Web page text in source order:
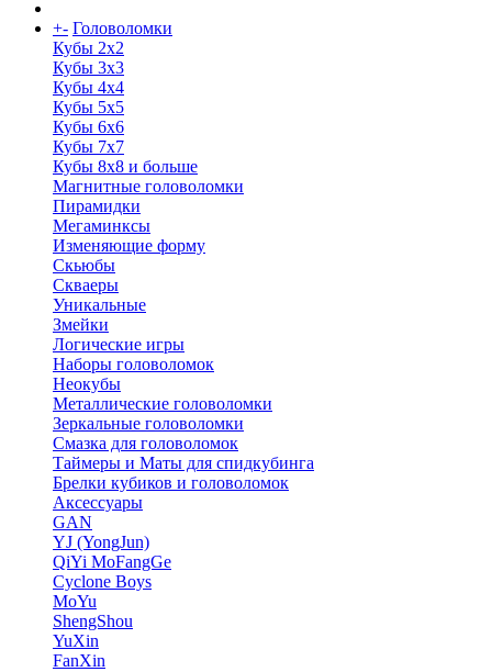
+- Головоломки
Кубы 2х2
Кубы 3х3
Кубы 4x4
Кубы 5х5
Кубы 6х6
Кубы 7х7
Кубы 8х8 и больше
Магнитные головоломки
Пирамидки
Мегаминксы
Изменяющие форму
Скьюбы
Скваеры
Уникальные
Змейки
Логические игры
Наборы головоломок
Неокубы
Металлические головоломки
Зеркальные головоломки
Смазка для головоломок
Таймеры и Маты для спидкубинга
Брелки кубиков и головоломок
Аксессуары
GAN
YJ (YongJun)
QiYi MoFangGe
Cyclone Boys
MoYu
ShengShou
YuXin
FanXin